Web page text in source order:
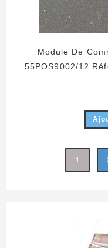
Module De
55POS9002/12
1